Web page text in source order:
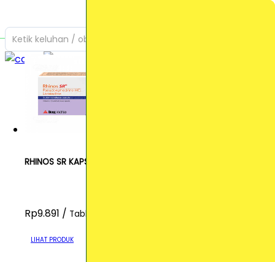
Ketik keluhan / obat yang Anda cari
RHINOS SR KAPSUL
Rp9.891 / Tablet
LIHAT PRODUK